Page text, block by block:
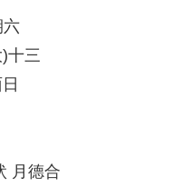
六
十三
月德合